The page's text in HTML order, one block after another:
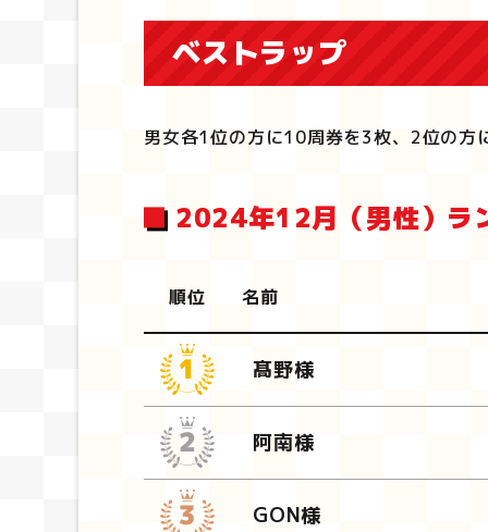
ベストラップ
男女各1位の方に10周券を3枚、2位の
2024年12月（男性）ラ
順位 名前
髙野様
阿南様
GON様